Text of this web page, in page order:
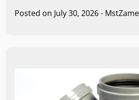
Posted on July 30, 2026-